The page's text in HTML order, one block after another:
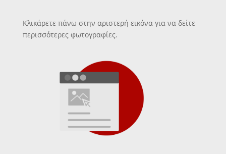
Κλικάρετε πάνω στην αριστερή εικόνα για να δείτε
περισσότερες φωτογραφίες.